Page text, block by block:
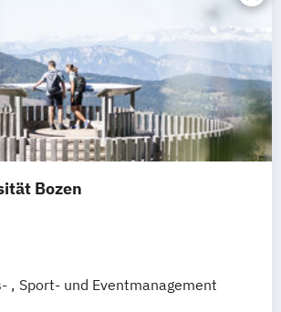
Bozen
Sport- und Eventmanagement